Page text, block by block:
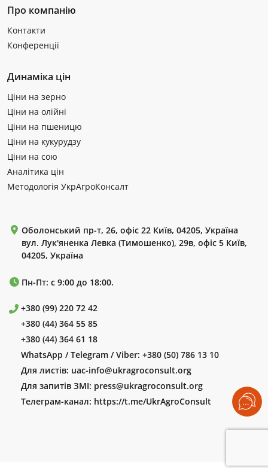
Про компанію
Контакти
Конференції
Динаміка цін
Ціни на зерно
Ціни на олійні
Ціни на пшеницю
Ціни на кукурудзу
Ціни на сою
Аналітика цін
Методологія УкрАгроКонсалт
Оболонський пр-т, 26, офіс 22 Київ, 04205, Україна
вул. Лук'яненка Левка (Тимошенко), 29в, офіс 5 Київ,
04205, Україна
Пн-Пт: с 9:00 до 18:00.
+380 (99) 220 72 42
+380 (44) 364 55 85
+380 (44) 364 61 18
WhatsApp / Telegram / Viber: +380 (50) 786 13 10
Для листів: uac-info@ukragroconsult.org
Для запитів ЗМІ: press@ukragroconsult.org
Телеграм-канал: https://t.me/UkrAgroConsult